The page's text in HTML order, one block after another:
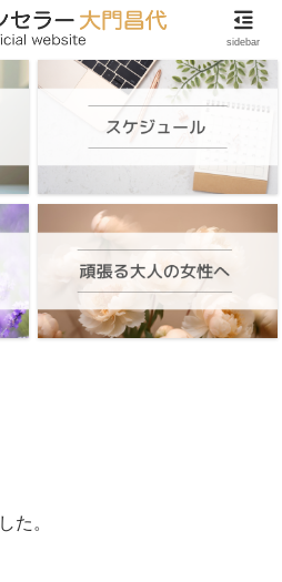
めのオンラインカウンセリング
た。
sidebar